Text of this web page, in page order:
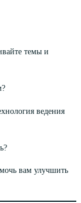
темы и
ведения
вам улучшить